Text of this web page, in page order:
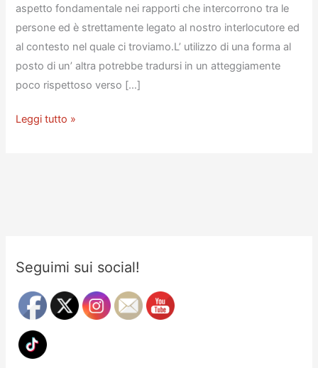
aspetto fondamentale nei rapporti che intercorrono tra le
persone ed è strettamente legato al nostro interlocutore ed
al contesto nel quale ci troviamo.L’ utilizzo di una forma al
posto di un’ altra potrebbe tradursi in un atteggiamente
poco rispettoso verso […]
ILeggi tutto »
Seguimi sui social!